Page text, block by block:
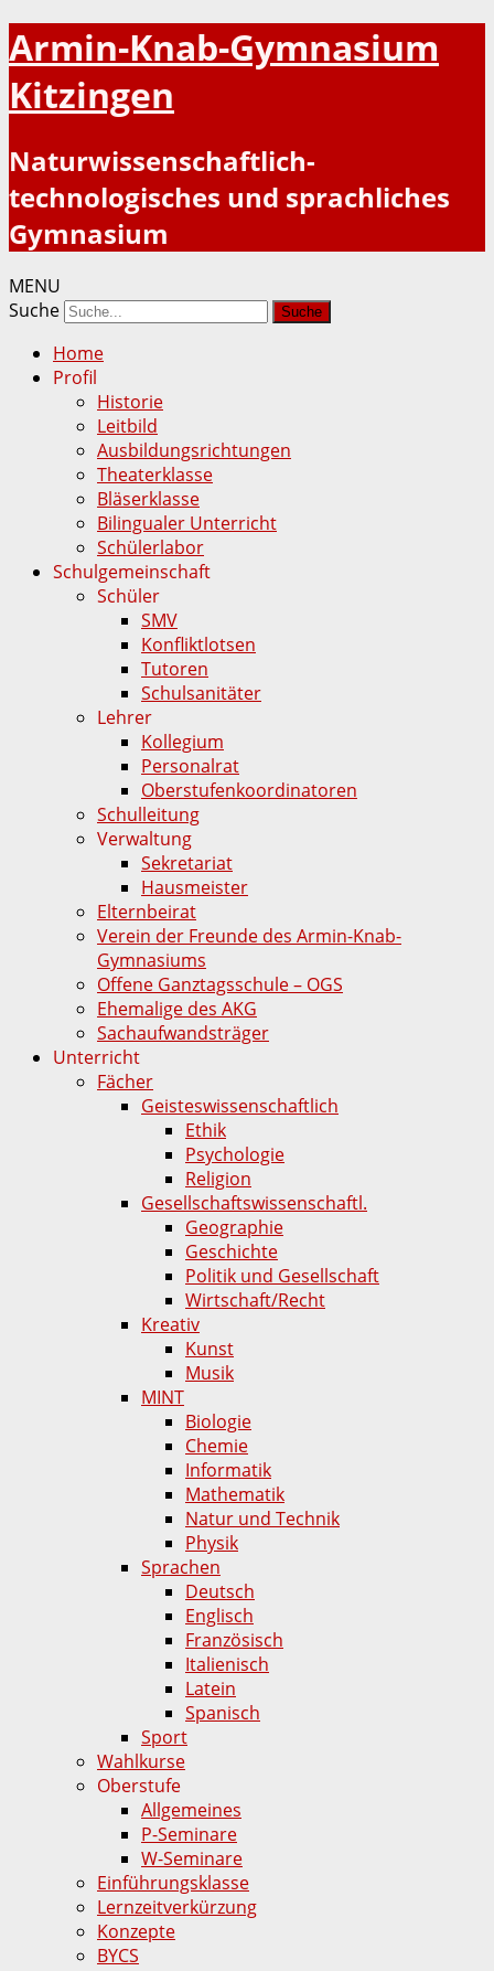
Armin-Knab-Gymnasium
Kitzingen
Naturwissenschaftlich-
technologisches und sprachliches
Gymnasium
MENU
Suche
Home
Profil
Historie
Leitbild
Ausbildungsrichtungen
Theaterklasse
Bläserklasse
Bilingualer Unterricht
Schülerlabor
Schulgemeinschaft
Schüler
SMV
Konfliktlotsen
Tutoren
Schulsanitäter
Lehrer
Kollegium
Personalrat
Oberstufenkoordinatoren
Schulleitung
Verwaltung
Sekretariat
Hausmeister
Elternbeirat
Verein der Freunde des Armin-Knab-
Gymnasiums
Offene Ganztagsschule – OGS
Ehemalige des AKG
Sachaufwandsträger
Unterricht
Fächer
Geisteswissenschaftlich
Ethik
Psychologie
Religion
Gesellschaftswissenschaftl.
Geographie
Geschichte
Politik und Gesellschaft
Wirtschaft/Recht
Kreativ
Kunst
Musik
MINT
Biologie
Chemie
Informatik
Mathematik
Natur und Technik
Physik
Sprachen
Deutsch
Englisch
Französisch
Italienisch
Latein
Spanisch
Sport
Wahlkurse
Oberstufe
Allgemeines
P-Seminare
W-Seminare
Einführungsklasse
Lernzeitverkürzung
Konzepte
BYCS